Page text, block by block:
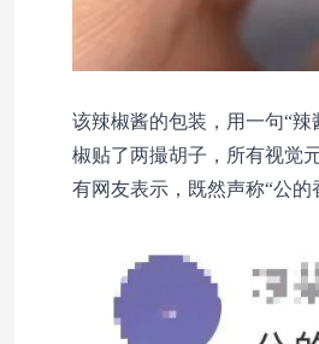
该辣椒酱的包装，用一句“
椒贴了两撮胡子，所有视觉
有网友表示，既然声称“公的